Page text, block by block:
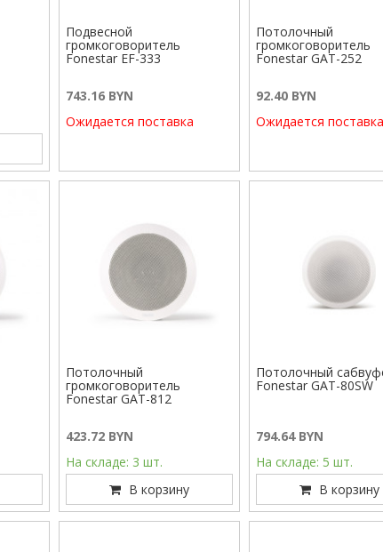
Подвесной
громкоговоритель
Fonestar EF-333
743.16 BYN
Ожидается поставка
Потолочный
громкоговоритель
Fonestar GAT-252
92.40 BYN
Ожидается
Потолочный
громкоговоритель
Fonestar GAT-812
423.72 BYN
На складе: 3 шт.
В корзину
Потолочный
Fonestar GAT-80SW
794.64 BYN
На складе: 5 шт.
В корзину